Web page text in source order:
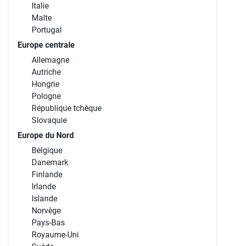
Italie
Malte
Portugal
Europe centrale
Allemagne
Autriche
Hongrie
Pologne
République tchèque
Slovaquie
Europe du Nord
Belgique
Danemark
Finlande
Irlande
Islande
Norvège
Pays-Bas
Royaume-Uni